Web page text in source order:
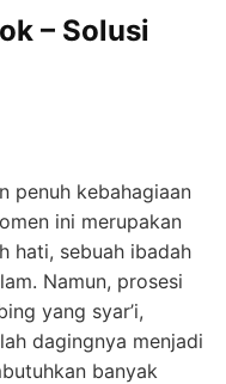
– Solusi
penuh kebahagiaan
ini merupakan
hati, sebuah ibadah
Namun, prosesi
yang syar’i,
dagingnya menjadi
banyak